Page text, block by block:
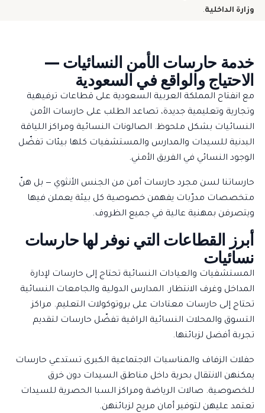
وزارة الداخلية.
خدمة حارسات الأمن النسائيات —
الاحتياج والواقع في السعودية
مع انفتاح المملكة العربية السعودية على قطاعات ترفيهية
وتجارية وتعليمية جديدة، تصاعد الطلب على حارسات الأمن
النسائيات بشكل ملحوظ. الصالونات النسائية ومراكز اللياقة
البدنية للسيدات والمدارس والمستشفيات كلها بيئات تفضّل
الوجود النسائي في الفريق الأمني.
حارساتنا لسن مجرد حارسات أمن من الجنس الأنثوي — بل هنّ
متخصصات مدرّبات يفهمن خصوصية كل بيئة يعملن فيها
ويتصرفن بمهنية عالية في جميع الظروف.
أبرز القطاعات التي نوفر لها حارسات
نسائيات
المستشفيات والعيادات النسائية تحتاج إلى حارسات لإدارة
المداخل وغرف الانتظار. المدارس الدولية والجامعات النسائية
تحتاج إلى حارسات معتادات على بروتوكولات التعليم. مراكز
التسوق والمحلات النسائية الراقية تفضّل حارسات لتقديم
تجربة أفضل لزبائنها.
حفلات الزفاف والمناسبات الاجتماعية الكبرى تستدعي حارسات
يمكنهن الانتقال بحرية داخل مناطق السيدات دون خرق
للخصوصية. صالات الرياضة ومراكز السبا الحصرية للسيدات
تعتمد عليهن لتوفير أمان مريح لزبائنهن.